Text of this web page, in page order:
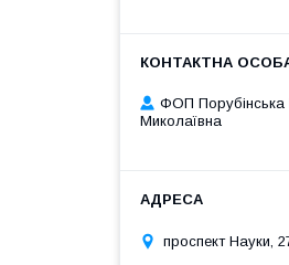
ФОП Порубінська
Миколаївна
проспект Науки,